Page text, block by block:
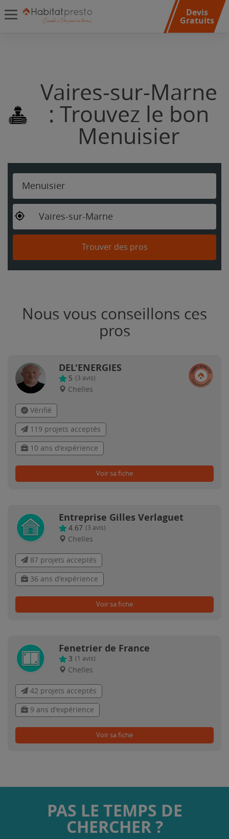
Devis
Gratuits
Vaires-sur-Marne
: Trouvez le bon
Menuisier
Menuisier
Vaires-sur-Marne
Trouver des pros
Nous vous conseillons ces
pros
DEL'ENERGIES
5 (3 avis)
Chelles
Vérifié
119 projets acceptés
10 ans d'expérience
Voir sa fiche
Entreprise Gilles Verlaguet
4.67 (3 avis)
Chelles
87 projets acceptés
36 ans d'expérience
Voir sa fiche
Fenetrier de France
3 (1 avis)
Chelles
42 projets acceptés
9 ans d'expérience
Voir sa fiche
PAS LE TEMPS DE
CHERCHER ?